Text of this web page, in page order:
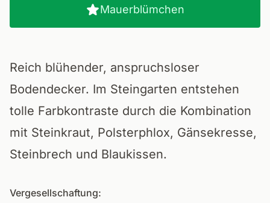
Mauerblümchen
Reich blühender, anspruchsloser
Bodendecker. Im Steingarten entstehen
tolle Farbkontraste durch die Kombination
mit Steinkraut, Polsterphlox, Gänsekresse,
Steinbrech und Blaukissen.
Vergesellschaftung: